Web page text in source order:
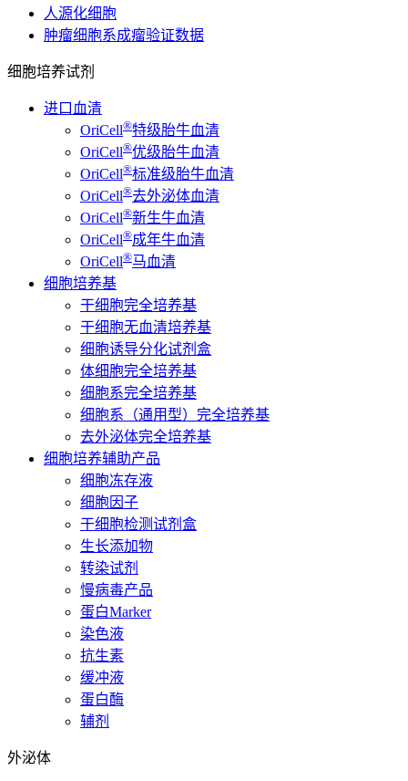
人源化细胞
肿瘤细胞系成瘤验证数据
细胞培养试剂
进口血清
OriCell®特级胎牛血清
OriCell®优级胎牛血清
OriCell®标准级胎牛血清
OriCell®去外泌体血清
OriCell®新生牛血清
OriCell®成年牛血清
OriCell®马血清
细胞培养基
干细胞完全培养基
干细胞无血清培养基
细胞诱导分化试剂盒
体细胞完全培养基
细胞系完全培养基
细胞系（通用型）完全培养基
去外泌体完全培养基
细胞培养辅助产品
细胞冻存液
细胞因子
干细胞检测试剂盒
生长添加物
转染试剂
慢病毒产品
蛋白Marker
染色液
抗生素
缓冲液
蛋白酶
辅剂
外泌体